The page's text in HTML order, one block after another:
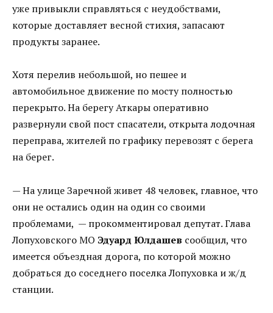
уже привыкли справляться с неудобствами,
которые доставляет весной стихия, запасают
продукты заранее.
Хотя перелив небольшой, но пешее и
автомобильное движение по мосту полностью
перекрыто. На берегу Аткары оперативно
развернули свой пост спасатели, открыта лодочная
переправа, жителей по графику перевозят с берега
на берег.
— На улице Заречной живет 48 человек, главное, что
они не остались один на один со своими
проблемами, — прокомментировал депутат. Глава
Лопуховского МО Эдуард Юлдашев сообщил, что
имеется объездная дорога, по которой можно
добраться до соседнего поселка Лопуховка и ж/д
станции.